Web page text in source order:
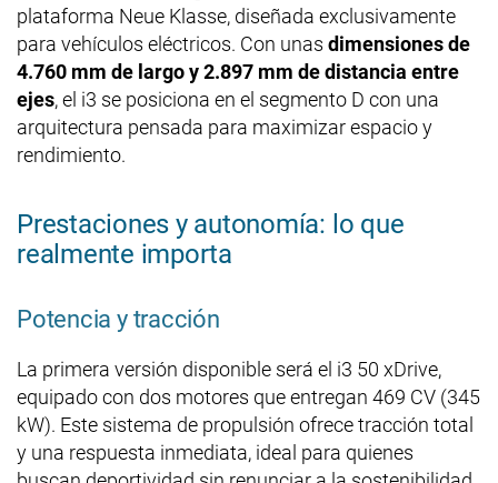
plataforma Neue Klasse, diseñada exclusivamente
para vehículos eléctricos. Con unas dimensiones de
4.760 mm de largo y 2.897 mm de distancia entre
ejes, el i3 se posiciona en el segmento D con una
arquitectura pensada para maximizar espacio y
rendimiento.
Prestaciones y autonomía: lo que
realmente importa
Potencia y tracción
La primera versión disponible será el i3 50 xDrive,
equipado con dos motores que entregan 469 CV (345
kW). Este sistema de propulsión ofrece tracción total
y una respuesta inmediata, ideal para quienes